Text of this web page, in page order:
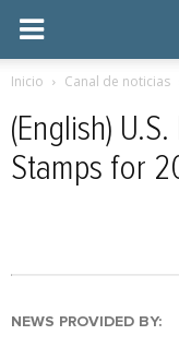
Inicio Canal de noticias
(English)
Stamps for
NEWS PROVIDED BY: